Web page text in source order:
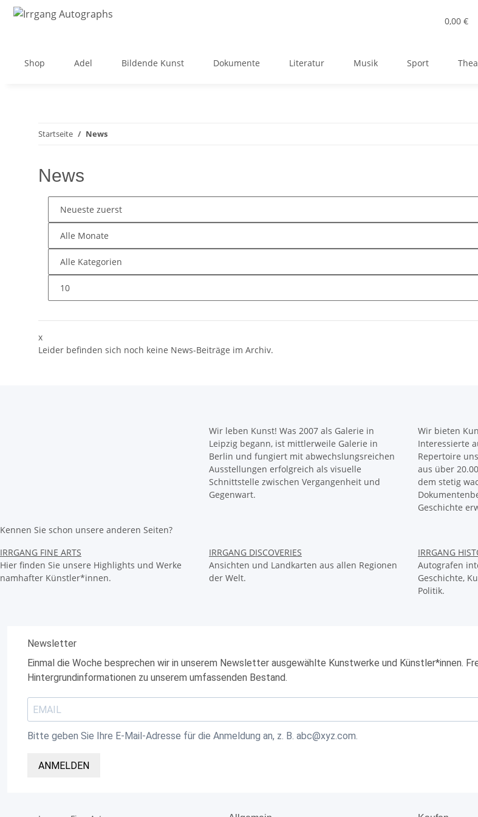
0,00 €
Shop Adel Bildende Kunst Dokumente Literatur Musik Sport
Startseite News
News
x
Leider befinden sich noch keine News-Beiträge im Archiv.
Wir leben Kunst! Was 2007 als Galerie in
Leipzig begann, ist mittlerweile Galerie in
Berlin und fungiert mit abwechslungsreichen
Ausstellungen erfolgreich als visuelle
Schnittstelle zwischen Vergangenheit und
Gegenwart.
Wir bieten
Interessierte
Repertoire
aus über
dem stetig
Geschichte
Kennen Sie schon unsere anderen Seiten?
IRRGANG FINE ARTS
Hier finden Sie unsere Highlights und Werke
namhafter Künstler*innen.
IRRGANG DISCOVERIES
Ansichten und Landkarten aus allen Regionen
der Welt.
IRRGANG
Autografen
Geschichte,
Politik.
Newsletter
Einmal die Woche besprechen wir in unserem Newsletter ausgewählte Kunstwerke und Künstler*innen.
Hintergrundinformationen zu unserem umfassenden Bestand.
Bitte geben Sie Ihre E-Mail-Adresse für die Anmeldung an, z. B. abc@xyz.com.
ANMELDEN